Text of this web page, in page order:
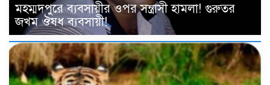
মহম্মদপুরে ব্যবসায়ীর ওপর সন্ত্রাসী হামলা! গুরুতর
জখম ঔষধ ব্যবসায়ী!